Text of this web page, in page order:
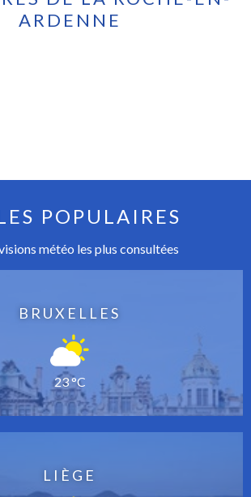
ARDENNE
POPULAIRES
météo les plus consultées
BRUXELLES
23 °C
LIÈGE